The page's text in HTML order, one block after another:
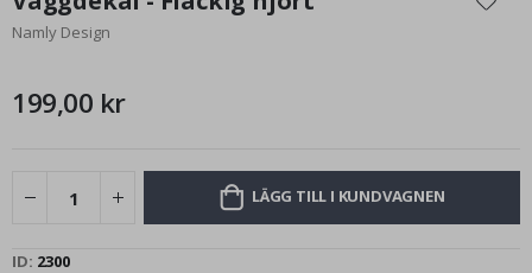
början
av
Namly Design
199,00 kr
LÄGG TILL I KUNDVAGNEN
ID 2300